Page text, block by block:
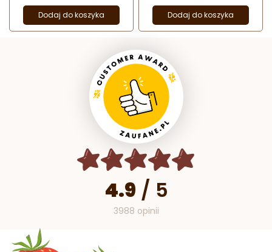
Dodaj do koszyka Dodaj do koszyka
4.9 / 5
3988 opinii